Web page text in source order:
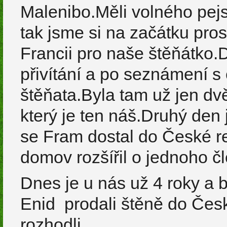
Malenibo.Měli volného
tak jsme si na začátku
Francii pro naše
přivítání a po seznámení
štěňata.Byla tam už jen
který je ten náš.Druhý
se Fram dostal do České
domov rozšířil o jednoho
Dnes je u nás už 4 roky a
Enid prodali štěně do